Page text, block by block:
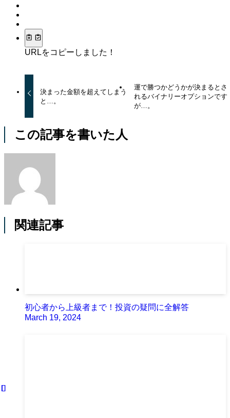
URLをコピーしました！
決まった金額を超えてしまう
と…。
運で勝つかどうかが決まるとさ
れるバイナリーオプションです
が…。
この記事を書いた人
関連記事
初心者から上級者まで！投資の疑問に全解答
March 19, 2024